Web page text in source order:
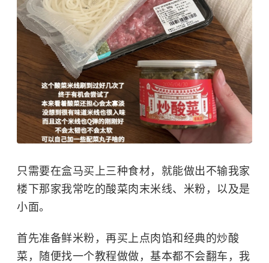
只需要在盒马买上三种食材，就能做出不输我家
楼下那家我常吃的酸菜肉末米线、米粉，以及是
小面。
首先准备鲜米粉，再买上点肉馅和经典的炒酸
菜，随便找一个教程做做，基本都不会翻车，我